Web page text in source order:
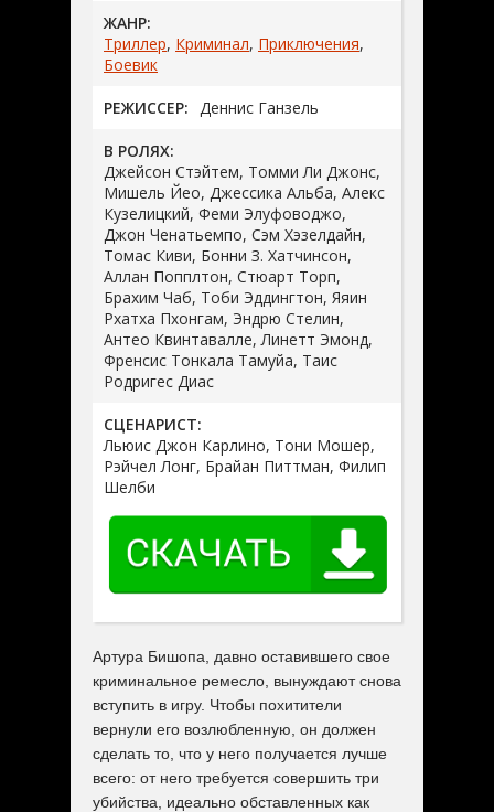
ЖАНР:
Триллер, Криминал, Приключения,
Боевик
РЕЖИССЕР: Деннис Ганзель
В РОЛЯХ:
Джейсон Стэйтем, Томми Ли Джонс,
Мишель Йео, Джессика Альба, Алекс
Кузелицкий, Феми Элуфоводжо,
Джон Ченатьемпо, Сэм Хэзелдайн,
Томас Киви, Бонни З. Хатчинсон,
Аллан Попплтон, Стюарт Торп,
Брахим Чаб, Тоби Эддингтон, Яяин
Рхатха Пхонгам, Эндрю Стелин,
Антео Квинтавалле, Линетт Эмонд,
Френсис Тонкала Тамуйа, Таис
Родригес Диас
СЦЕНАРИСТ:
Льюис Джон Карлино, Тони Мошер,
Рэйчел Лонг, Брайан Питтман, Филип
Шелби
Артура Бишопа, давно оставившего свое
криминальное ремесло, вынуждают снова
вступить в игру. Чтобы похитители
вернули его возлюбленную, он должен
сделать то, что у него получается лучше
всего: от него требуется совершить три
убийства, идеально обставленных как